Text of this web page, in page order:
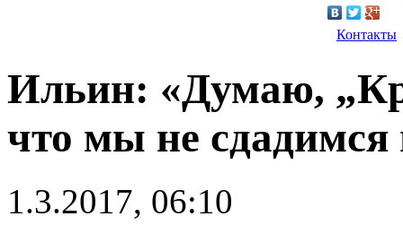
Контакты
Ильин: «Думаю,
что мы не сдадимся
1.3.2017, 06:10